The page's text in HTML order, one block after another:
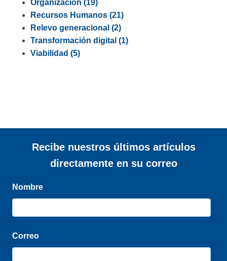
Organización (19)
Recursos Humanos (21)
Relevo generacional (2)
Transformación digital (1)
Viabilidad (5)
Recibe nuestros últimos artículos
directamente en su correo
Nombre
Correo